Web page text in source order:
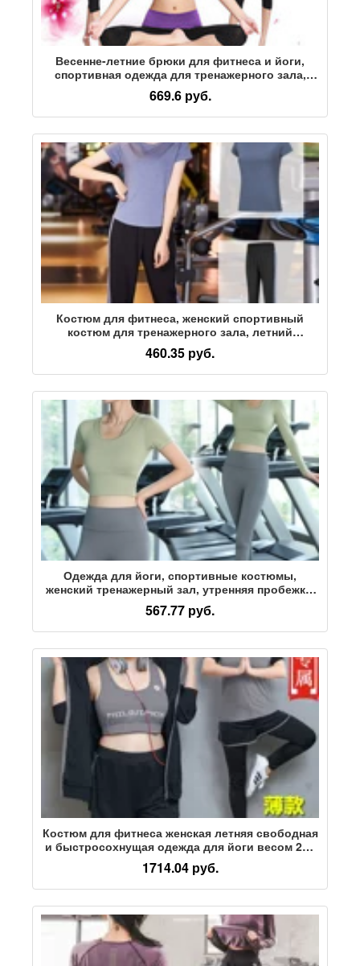
Весенне-летние брюки для фитнеса и йоги,
спортивная одежда для тренажерного зала,
женский костюм
669.6 руб.
Костюм для фитнеса, женский спортивный
костюм для тренажерного зала, летний
свободный сексуальный модный сетчатый
красный костюм для йоги с короткими
рукавами, костюм-двойка
460.35 руб.
Одежда для йоги, спортивные костюмы,
женский тренажерный зал, утренняя пробежка,
дышащая одежда для тренировок по пилатесу с
короткими рукавами и нагрудными накладками
оптом
567.77 руб.
Костюм для фитнеса женская летняя свободная
и быстросохнущая одежда для йоги весом 200
кг, дышащая и тонкая одежда для занятий
бегом в тренажерном зале оптом
1714.04 руб.